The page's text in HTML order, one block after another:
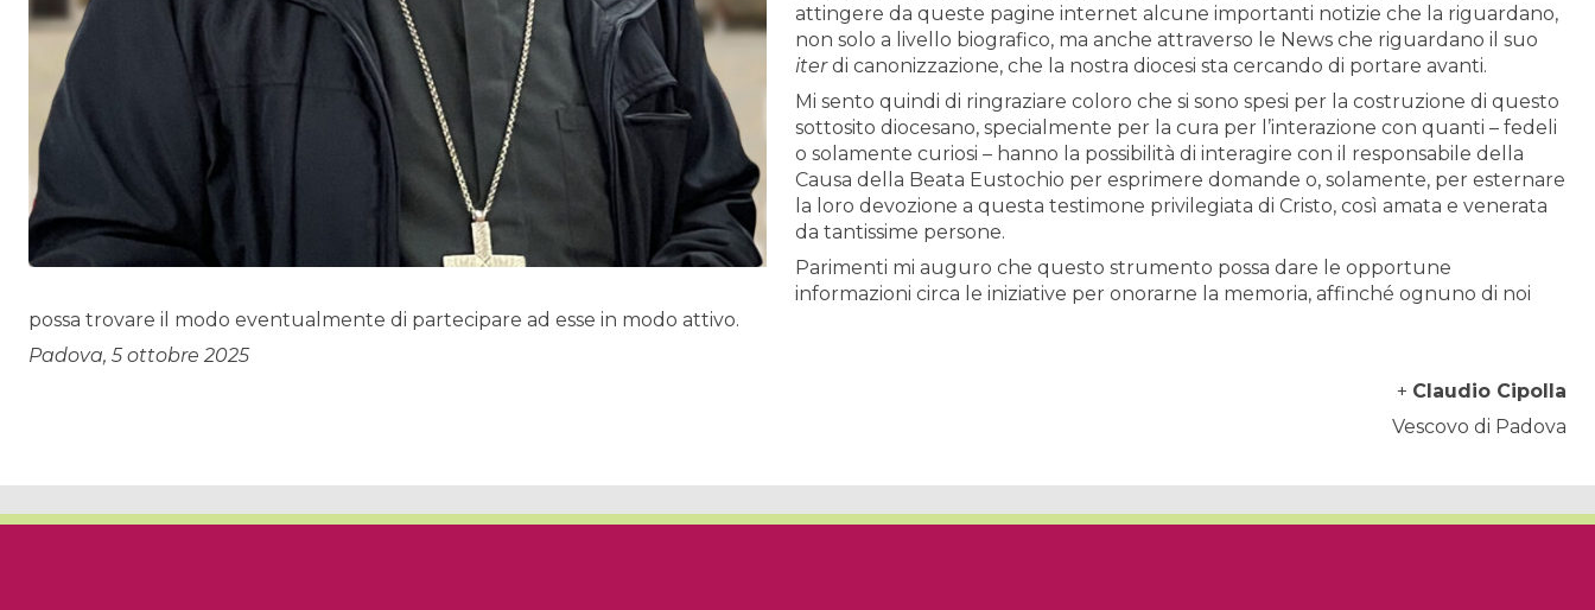
attingere da queste pagine internet alcune importanti notizie che la riguardano,
non solo a livello biografico, ma anche attraverso le News che riguardano il suo
iterdi canonizzazione, che la nostra diocesi sta cercando di portare avanti.
Mi sento quindi di ringraziare coloro che si sono spesi per la costruzione di questo
sottosito diocesano, specialmente per la cura per l’interazione con quanti – fedeli
o solamente curiosi – hanno la possibilità di interagire con il responsabile della
Causa della Beata Eustochio per esprimere domande o, solamente, per esternare
la loro devozione a questa testimone privilegiata di Cristo, così amata e venerata
da tantissime persone.
Parimenti mi auguro che questo strumento possa dare le opportune
informazioni circa le iniziative per onorarne la memoria, affinché ognuno di noi
possa trovare il modo eventualmente di partecipare ad esse in modo attivo.
Padova, 5 ottobre 2025
+ Claudio Cipolla
Vescovo di Padova